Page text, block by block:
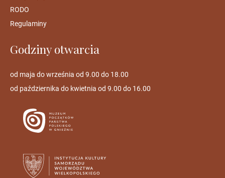
RODO
Regulaminy
Godziny otwarcia
od maja do września od 9.00 do 18.00
od października do kwietnia od 9.00 do 16.00